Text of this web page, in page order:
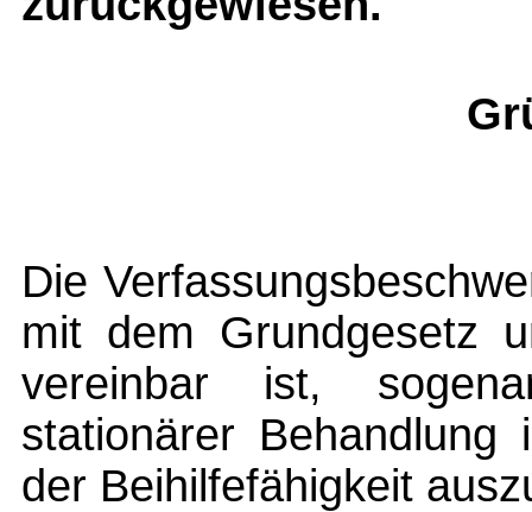
Die
mit dem Grundgesetz
vereinbar ist,
stationärer
der Beihilfefähigkeit